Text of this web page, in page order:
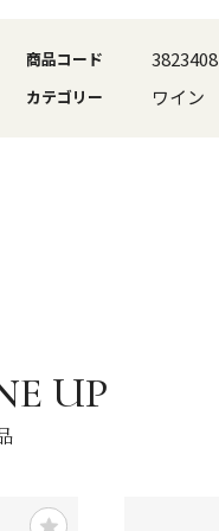
商品コード 3823408
カテゴリー ワイン